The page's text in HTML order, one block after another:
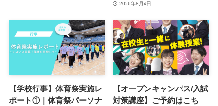
2026年8月4日
【学校行事】体育祭実施レ
ポート①｜体育祭パーソナ
【オープンキャンパス/入試
対策講座】ご予約はこち